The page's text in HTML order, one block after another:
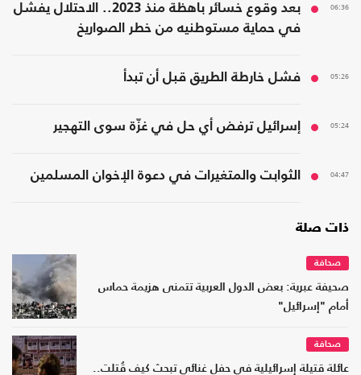
06:36
بعد وقوع خسائر باهظة منذ 2023.. الاحتلال يفشل
في حماية مستوطنيه من خطر الصواريخ
05:26 فشل خارطة الطريق قبل أن تبدأ
05:24 إسرائيل ترفض أي حل في غزّة سوى التهجير
04:47 الثوابت والمتغيرات في دعوة الإخوان المسلمين
ذات صلة
صحافة
صحيفة عبرية: بعض الدول العربية تتمنى هزيمة حماس
أمام "إسرائيل"
صحافة
عائلة قتيلة إسرائيلية في حفل غنائي تبحث كيف قُتلت..